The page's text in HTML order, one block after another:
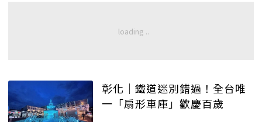
彰化│鐵道迷別錯過！全台唯
一「扇形車庫」歡慶百歲